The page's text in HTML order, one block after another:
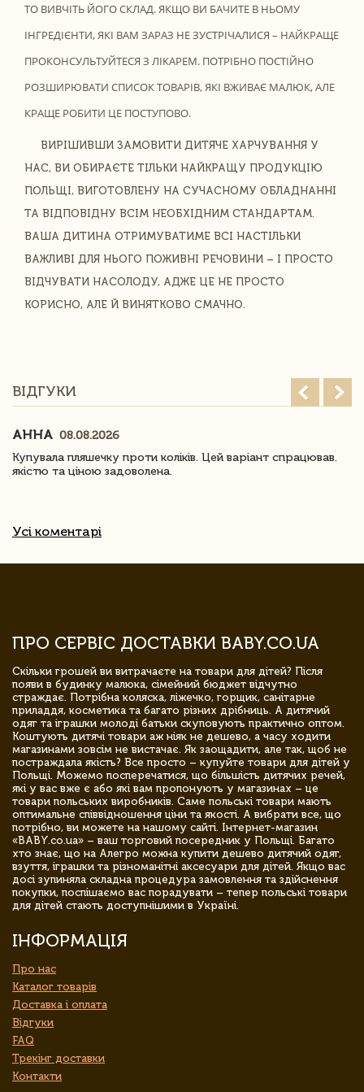
ТО ВИВЧІТЬ ЙОГО СКЛАД. ЯКЩО ВИ БАЧИТЕ В НЬОМУ
ІНГРЕДІЄНТИ, ЯКІ ВАМ ЗАРАЗ НЕ ЗУСТРІЧАЛИСЯ – НАЙКРАЩЕ
ПРОКОНСУЛЬТУЙТЕСЯ З ЛІКАРЕМ. ПОТРІБНО ПОСТІЙНО
РОЗШИРЮВАТИ СПИСОК ТОВАРІВ, ЯКІ ВЖИВАЄ МАЛЮК, АЛЕ
КРАЩЕ РОБИТИ ЦЕ ПОСТУПОВО.
ВИРІШИВШИ ЗАМОВИТИ ДИТЯЧЕ ХАРЧУВАННЯ У
НАС, ВИ ОБИРАЄТЕ ТІЛЬКИ НАЙКРАЩУ ПРОДУКЦІЮ
ПОЛЬЩІ, ВИГОТОВЛЕНУ НА СУЧАСНОМУ ОБЛАДНАННІ
ТА ВІДПОВІДНУ ВСІМ НЕОБХІДНИМ СТАНДАРТАМ.
ВАША ДИТИНА ОТРИМУВАТИМЕ ВСІ НАСТІЛЬКИ
ВАЖЛИВІ ДЛЯ НЬОГО ПОЖИВНІ РЕЧОВИНИ – І ПРОСТО
ВІДЧУВАТИ НАСОЛОДУ, АДЖЕ ЦЕ НЕ ПРОСТО
КОРИСНО, АЛЕ Й ВИНЯТКОВО СМАЧНО.
ВІДГУКИ
АННА 08.08.2026
Купувала пляшечку проти коліків. Цей варіант спрацював.
якістю та ціною задоволена.
Усі коментарі
ПРО СЕРВІС ДОСТАВКИ BABY.CO.UA
Скільки грошей ви витрачаєте на товари для дітей? Після
появи в будинку малюка, сімейний бюджет відчутно
страждає. Потрібна коляска, ліжечко, горщик, санітарне
приладдя, косметика та багато різних дрібниць. А дитячий
одяг та іграшки молоді батьки скуповують практично оптом.
Коштують дитячі товари аж ніяк не дешево, а часу ходити
магазинами зовсім не вистачає. Як заощадити, але так, щоб не
постраждала якість? Все просто – купуйте товари для дітей у
Польщі. Можемо посперечатися, що більшість дитячих речей,
які у вас вже є або які вам пропонують у магазинах – це
товари польських виробників. Саме польські товари мають
оптимальне співвідношення ціни та якості. А вибрати все, що
потрібно, ви можете на нашому сайті. Інтернет-магазин
«BABY.co.ua» – ваш торговий посередник у Польщі. Багато
хто знає, що на Алегро можна купити дешево дитячий одяг,
взуття, іграшки та різноманітні аксесуари для дітей. Якщо вас
досі зупиняла складна процедура замовлення та здійснення
покупки, поспішаємо вас порадувати – тепер польські товари
для дітей стають доступнішими в Україні.
ІНФОРМАЦІЯ
Про нас
Каталог товарів
Доставка і оплата
Відгуки
FAQ
Трекінг доставки
Контакти